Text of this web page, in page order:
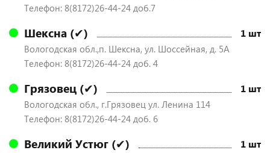
Телефон: 8(8172)26-44-24 доб.7
Шексна (✔) 1 шт
Вологодская обл.,п. Шексна, ул. Шоссейная, д. 5А
Телефон: 8(8172)26-44-24 доб. 4
Грязовец (✔) 1 шт
Вологодская обл., г.Грязовец ул. Ленина 114
Телефон: 8(8172)26-44-24 доб. 6
Великий Устюг (✔) 1 шт